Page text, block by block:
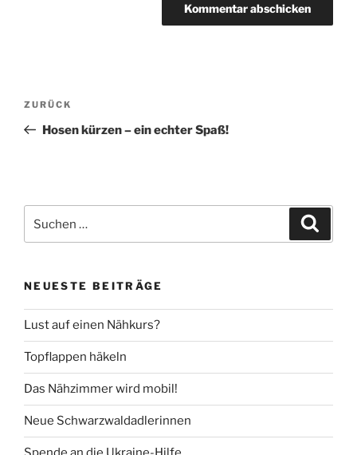
Beitragsnavigation
Vorheriger
Beitrag
ZURÜCK
Hosen kürzen – ein echter Spaß!
nach:
NEUESTE BEITRÄGE
Lust auf einen Nähkurs?
Topflappen häkeln
Das Nähzimmer wird mobil!
Neue Schwarzwaldadlerinnen